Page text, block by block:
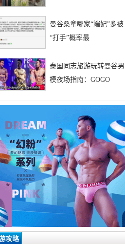
曼谷桑拿哪家“端妃”多被
“打手”概率最
泰国同志旅游玩转曼谷男
模夜场指南：GOGO
攻略